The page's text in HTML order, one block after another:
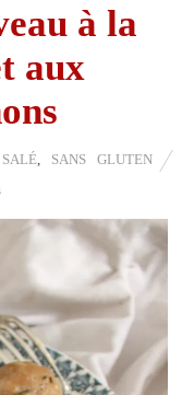
à la
aux
SALÉ, SANS GLUTEN